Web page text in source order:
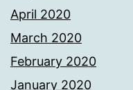
April 2020
March 2020
February 2020
January 2020